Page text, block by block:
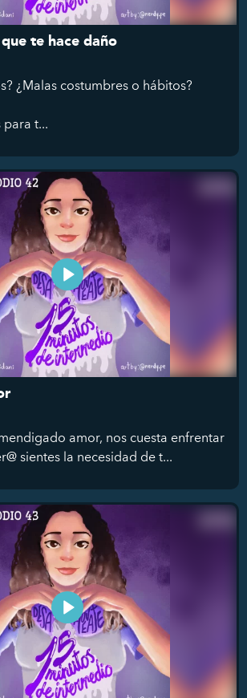
te hace daño
¿Malas costumbres o hábitos?
t...
amor, nos cuesta enfrentar
sientes la necesidad de t...